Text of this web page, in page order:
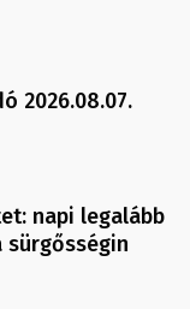
2026.08.07.
napi legalább